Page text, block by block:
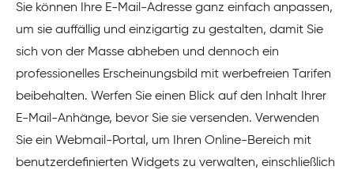
Sie können Ihre E-Mail-Adresse ganz einfach anpassen,
um sie auffällig und einzigartig zu gestalten, damit Sie
sich von der Masse abheben und dennoch ein
professionelles Erscheinungsbild mit werbefreien Tarifen
beibehalten. Werfen Sie einen Blick auf den Inhalt Ihrer
E-Mail-Anhänge, bevor Sie sie versenden. Verwenden
Sie ein Webmail-Portal, um Ihren Online-Bereich mit
benutzerdefinierten Widgets zu verwalten, einschließlich